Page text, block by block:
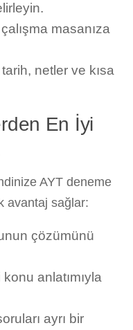
masanıza
netler ve kısa
En İyi
AYT deneme
avantaj sağlar:
çözümünü
anlatımıyla
ayrı bir